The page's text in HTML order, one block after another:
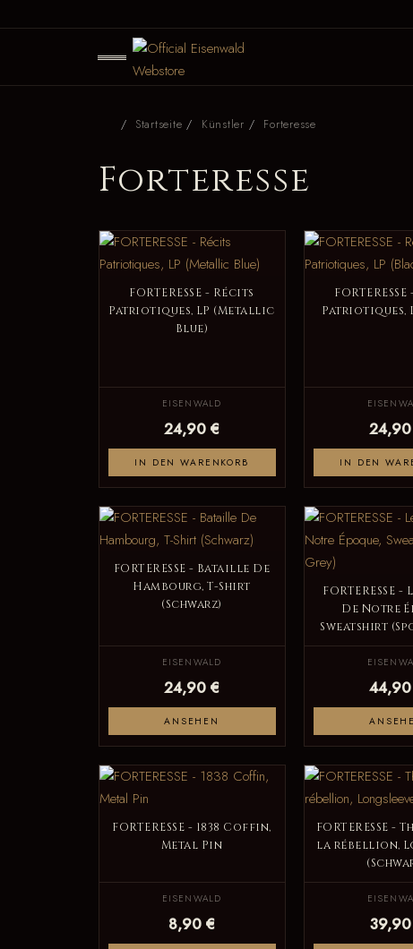
Startseite Künstler Forteresse
Forteresse
FORTERESSE - Récits
Patriotiques, LP (Metallic
Blue)
EISENWALD
24,90 €
IN DEN WARENKORB
Patriotiques,
IN DEN
FORTERESSE - Bataille De
Hambourg, T-Shirt
(Schwarz)
EISENWALD
24,90 €
ANSEHEN
FORTERESSE
De Notre
Sweatshirt
FORTERESSE - 1838 Coffin,
Metal Pin
EISENWALD
8,90 €
FORTERESSE -
la rébellion,